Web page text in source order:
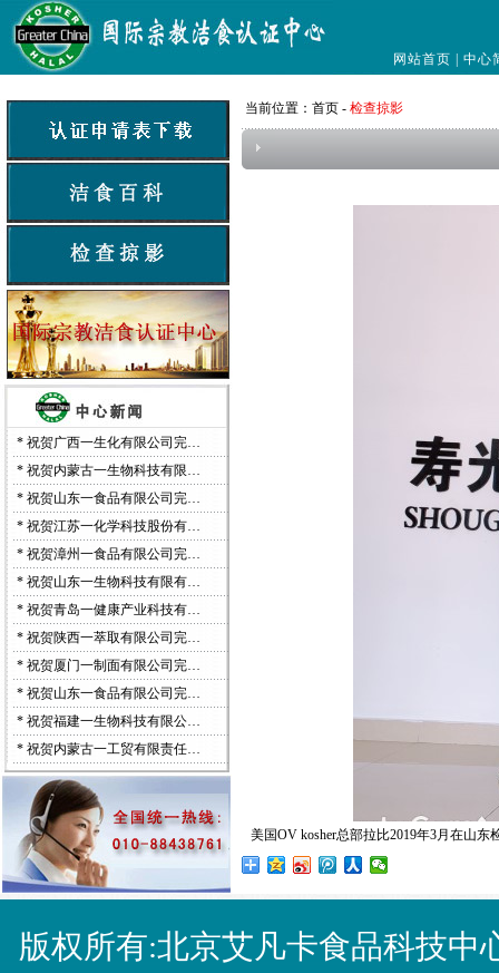
网站首页 |中心
* 祝贺广西一生化有限公司完…
* 祝贺内蒙古一生物科技有限…
* 祝贺山东一食品有限公司完…
* 祝贺江苏一化学科技股份有…
* 祝贺漳州一食品有限公司完…
* 祝贺山东一生物科技有限有…
* 祝贺青岛一健康产业科技有…
* 祝贺陕西一萃取有限公司完…
* 祝贺厦门一制面有限公司完…
* 祝贺山东一食品有限公司完…
* 祝贺福建一生物科技有限公…
* 祝贺内蒙古一工贸有限责任…
当前位置： 首页 - 检查掠影
美国OV kosher总部拉比2019年3月在山东
版权所有:北京艾凡卡食品科技